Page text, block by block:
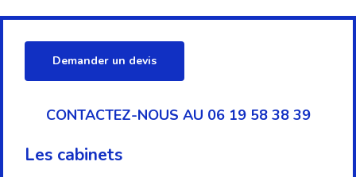
Demander un devis
CONTACTEZ-NOUS AU 06 19 58 38 39
Les cabinets